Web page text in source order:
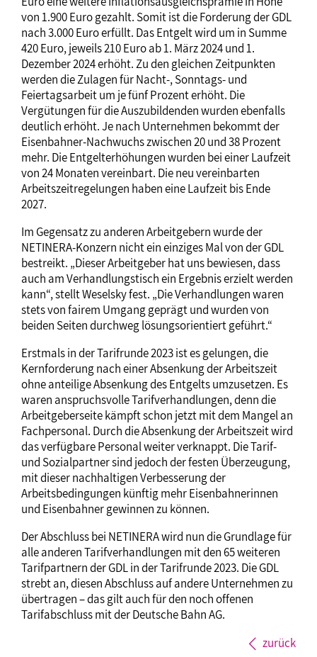
von 1.900 Euro gezahlt. Somit ist die Forderung der GDL
nach 3.000 Euro erfüllt. Das Entgelt wird um in Summe
420 Euro, jeweils 210 Euro ab 1. März 2024 und 1.
Dezember 2024 erhöht. Zu den gleichen Zeitpunkten
werden die Zulagen für Nacht-, Sonntags- und
Feiertagsarbeit um je fünf Prozent erhöht. Die
Vergütungen für die Auszubildenden wurden ebenfalls
deutlich erhöht. Je nach Unternehmen bekommt der
Eisenbahner-Nachwuchs zwischen 20 und 38 Prozent
mehr. Die Entgelterhöhungen wurden bei einer Laufzeit
von 24 Monaten vereinbart. Die neu vereinbarten
Arbeitszeitregelungen haben eine Laufzeit bis Ende
2027.
Im Gegensatz zu anderen Arbeitgebern wurde der
NETINERA-Konzern nicht ein einziges Mal von der GDL
bestreikt. „Dieser Arbeitgeber hat uns bewiesen, dass
auch am Verhandlungstisch ein Ergebnis erzielt werden
kann“, stellt Weselsky fest. „Die Verhandlungen waren
stets von fairem Umgang geprägt und wurden von
beiden Seiten durchweg lösungsorientiert geführt.“
Erstmals in der Tarifrunde 2023 ist es gelungen, die
Kernforderung nach einer Absenkung der Arbeitszeit
ohne anteilige Absenkung des Entgelts umzusetzen. Es
waren anspruchsvolle Tarifverhandlungen, denn die
Arbeitgeberseite kämpft schon jetzt mit dem Mangel an
Fachpersonal. Durch die Absenkung der Arbeitszeit wird
das verfügbare Personal weiter verknappt. Die Tarif-
und Sozialpartner sind jedoch der festen Überzeugung,
mit dieser nachhaltigen Verbesserung der
Arbeitsbedingungen künftig mehr Eisenbahnerinnen
und Eisenbahner gewinnen zu können.
Der Abschluss bei NETINERA wird nun die Grundlage für
alle anderen Tarifverhandlungen mit den 65 weiteren
Tarifpartnern der GDL in der Tarifrunde 2023. Die GDL
strebt an, diesen Abschluss auf andere Unternehmen zu
übertragen – das gilt auch für den noch offenen
Tarifabschluss mit der Deutsche Bahn AG.
zurück